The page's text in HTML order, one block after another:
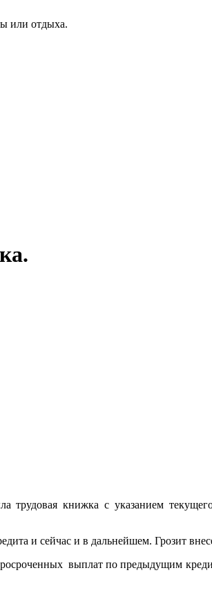
или отдыха.
книжка с указанием
и сейчас и в дальнейшем. Грозит
выплат по предыдущим